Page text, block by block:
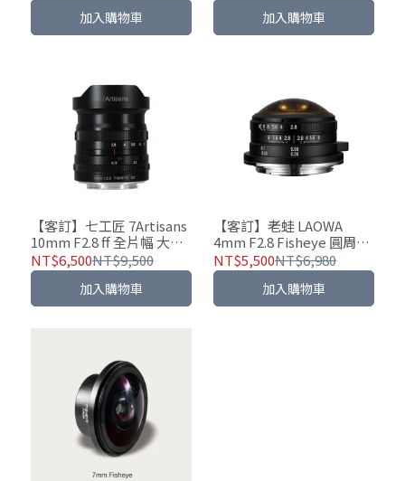
加入購物車 加入購物車
【客訂】七工匠 7Artisans
10mm F2.8 ff 全片幅 大光
圈定焦鏡頭 風景 銀河 煙火
張力拍攝
NT$6,500NT$9,500
加入購物車
【客訂】老蛙 LAOWA
4mm F2.8 Fisheye 圓周魚
眼鏡頭 M43及APS-C專用
NT$5,500NT$6,980
加入購物車